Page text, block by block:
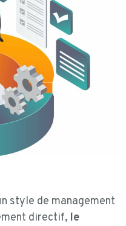
style de management
directif, le